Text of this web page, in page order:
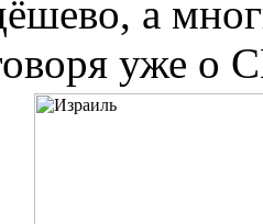
а
уже о